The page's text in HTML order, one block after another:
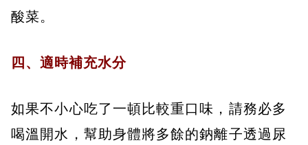
酸菜。
四、適時補充水分
如果不小心吃了一頓比較重口味，請務必多
喝溫開水，幫助身體將多餘的鈉離子透過尿